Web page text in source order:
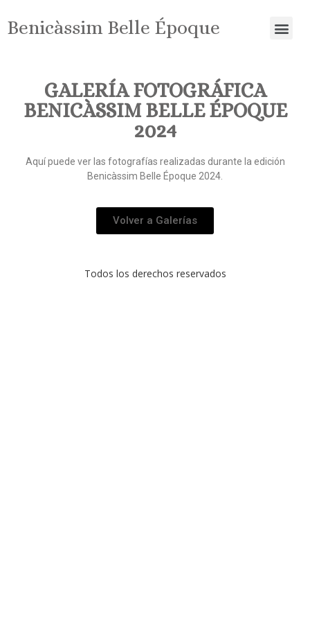
Benicàssim Belle Époque
GALERÍA FOTOGRÁFICA
BENICÀSSIM BELLE ÉPOQUE
2024
Aquí puede ver las fotografías realizadas durante la edición
Benicàssim Belle Époque 2024.
Volver a Galerías
Todos los derechos reservados